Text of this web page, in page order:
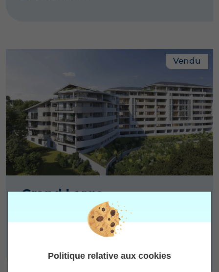
Vendu
Grand Large
Fort-de-France - Martinique
Du T2 au T4, parking inclus
Politique relative aux cookies